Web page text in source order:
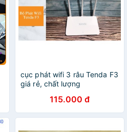
cục phát wifi 3 râu Tenda F3
giá rẻ, chất lượng
115.000 đ